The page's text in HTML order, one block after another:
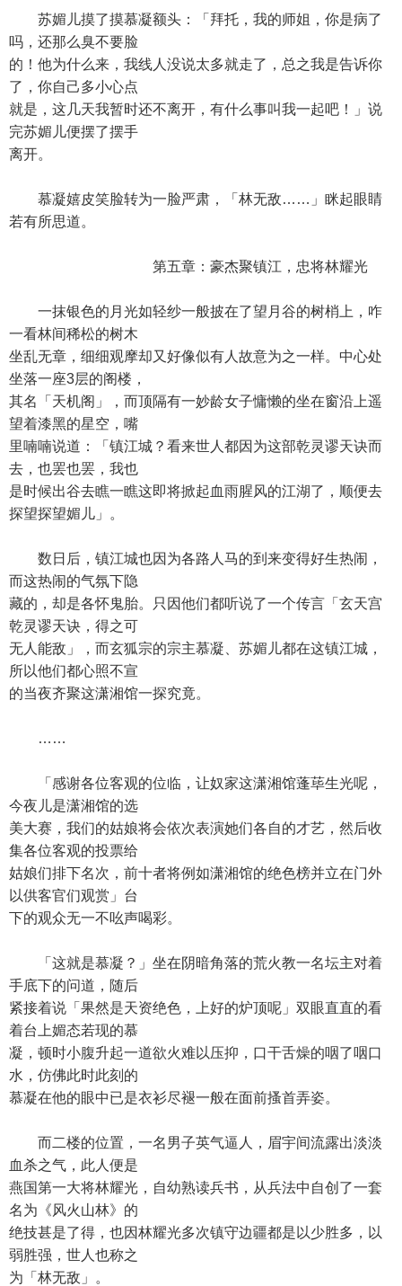
苏媚儿摸了摸慕凝额头：「拜托，我的师姐，你是病了
吗，还那么臭不要脸
的！他为什么来，我线人没说太多就走了，总之我是告诉你
了，你自己多小心点
就是，这几天我暂时还不离开，有什么事叫我一起吧！」说
完苏媚儿便摆了摆手
离开。
慕凝嬉皮笑脸转为一脸严肃，「林无敌……」眯起眼睛
若有所思道。
第五章：豪杰聚镇江，忠将林耀光
一抹银色的月光如轻纱一般披在了望月谷的树梢上，咋
一看林间稀松的树木
坐乱无章，细细观摩却又好像似有人故意为之一样。中心处
坐落一座3层的阁楼，
其名「天机阁」，而顶隔有一妙龄女子慵懒的坐在窗沿上遥
望着漆黑的星空，嘴
里喃喃说道：「镇江城？看来世人都因为这部乾灵谬天诀而
去，也罢也罢，我也
是时候出谷去瞧一瞧这即将掀起血雨腥风的江湖了，顺便去
探望探望媚儿」。
数日后，镇江城也因为各路人马的到来变得好生热闹，
而这热闹的气氛下隐
藏的，却是各怀鬼胎。只因他们都听说了一个传言「玄天宫
乾灵谬天诀，得之可
无人能敌」，而玄狐宗的宗主慕凝、苏媚儿都在这镇江城，
所以他们都心照不宣
的当夜齐聚这潇湘馆一探究竟。
……
「感谢各位客观的位临，让奴家这潇湘馆蓬荜生光呢，
今夜儿是潇湘馆的选
美大赛，我们的姑娘将会依次表演她们各自的才艺，然后收
集各位客观的投票给
姑娘们排下名次，前十者将例如潇湘馆的绝色榜并立在门外
以供客官们观赏」台
下的观众无一不吆声喝彩。
「这就是慕凝？」坐在阴暗角落的荒火教一名坛主对着
手底下的问道，随后
紧接着说「果然是天资绝色，上好的炉顶呢」双眼直直的看
着台上媚态若现的慕
凝，顿时小腹升起一道欲火难以压抑，口干舌燥的咽了咽口
水，仿佛此时此刻的
慕凝在他的眼中已是衣衫尽褪一般在面前搔首弄姿。
而二楼的位置，一名男子英气逼人，眉宇间流露出淡淡
血杀之气，此人便是
燕国第一大将林耀光，自幼熟读兵书，从兵法中自创了一套
名为《风火山林》的
绝技甚是了得，也因林耀光多次镇守边疆都是以少胜多，以
弱胜强，世人也称之
为「林无敌」。